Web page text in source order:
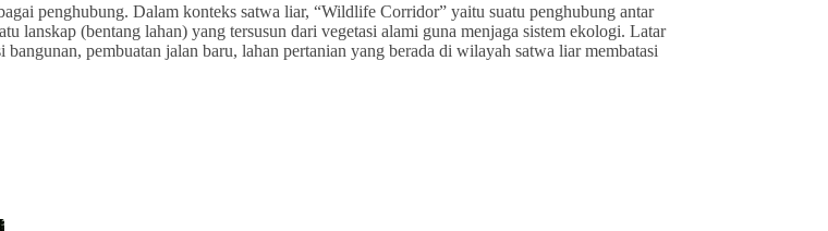
penghubung. Dalam konteks satwa liar, “Wildlife Corridor” yaitu suatu penghubung antar
lanskap (bentang lahan) yang tersusun dari vegetasi alami guna menjaga sistem ekologi. Latar
pembuatan jalan baru, lahan pertanian yang berada di wilayah satwa liar membatasi